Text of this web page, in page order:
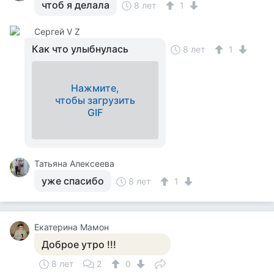
чтоб я делала 8 лет 1
Сергей V Z
Как что улыбнулась
Нажмите,
чтобы загрузить
GIF
8 лет 1
Татьяна Алексеева
уже спасибо 8 лет 1
Екатерина Мамон
Доброе утро !!!
8 лет 2 0